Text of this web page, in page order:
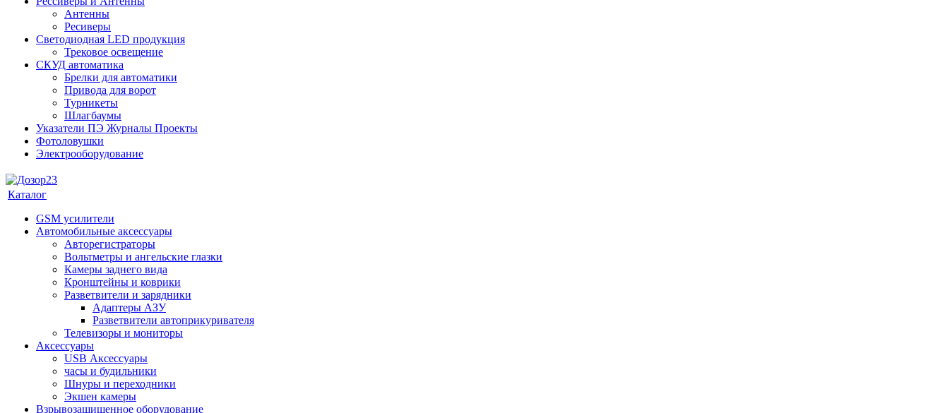
Антенны
Ресиверы
Светодиодная LED продукция
Трековое освещение
СКУД автоматика
Брелки для автоматики
Привода для ворот
Турникеты
Шлагбаумы
Указатели ПЭ Журналы Проекты
Фотоловушки
Электрооборудование
Каталог
GSM усилители
Автомобильные аксессуары
Авторегистраторы
Вольтметры и ангельские глазки
Камеры заднего вида
Кронштейны и коврики
Разветвители и зарядники
Адаптеры АЗУ
Разветвители автоприкуривателя
Телевизоры и мониторы
Аксессуары
USB Аксессуары
часы и будильники
Шнуры и переходники
Экшен камеры
Взрывозащищенное оборудование